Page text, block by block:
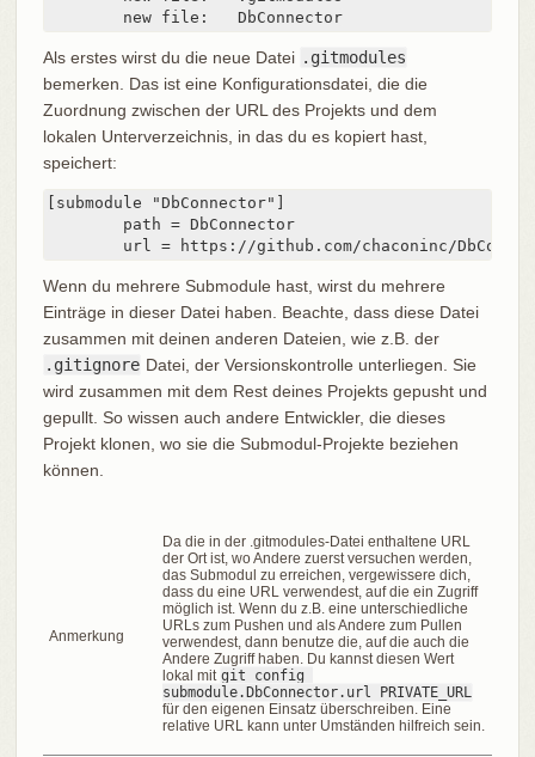
	new file:   DbConnector
Als erstes wirst du die neue Datei .gitmodules
bemerken. Das ist eine Konfigurationsdatei, die die
Zuordnung zwischen der URL des Projekts und dem
lokalen Unterverzeichnis, in das du es kopiert hast,
speichert:
[submodule "DbConnector"]
url = https://github.com/chaconinc/
Wenn du mehrere Submodule hast, wirst du mehrere
Einträge in dieser Datei haben. Beachte, dass diese Datei
zusammen mit deinen anderen Dateien, wie z.B. der
.gitignore Datei, der Versionskontrolle unterliegen. Sie
wird zusammen mit dem Rest deines Projekts gepusht und
gepullt. So wissen auch andere Entwickler, die dieses
Projekt klonen, wo sie die Submodul-Projekte beziehen
können.
Anmerkung
Da die in der .gitmodules-Datei enthaltene URL
der Ort ist, wo Andere zuerst versuchen werden,
das Submodul zu erreichen, vergewissere dich,
dass du eine URL verwendest, auf die ein Zugriff
möglich ist. Wenn du z.B. eine unterschiedliche
URLs zum Pushen und als Andere zum Pullen
verwendest, dann benutze die, auf die auch die
Andere Zugriff haben. Du kannst diesen Wert
lokal mit git config
submodule.DbConnector.url PRIVATE_URL
für den eigenen Einsatz überschreiben. Eine
relative URL kann unter Umständen hilfreich sein.